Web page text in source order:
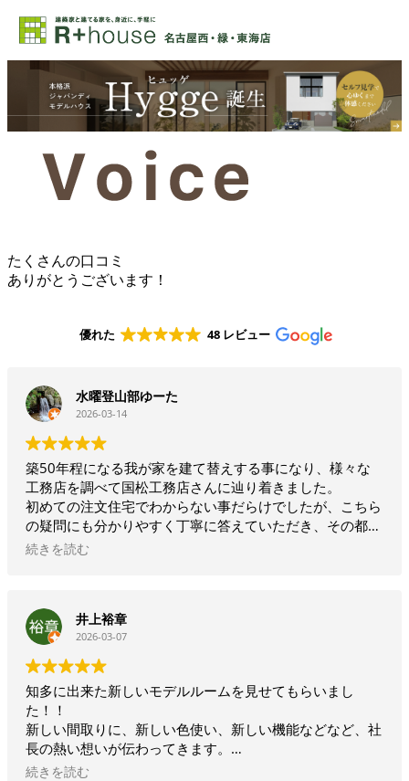
たくさんの口コミ
ありがとうございます！
優れた 48 レビュー
水曜登山部ゆーた
2026-03-14
築50年程になる我が家を建て替えする事になり、様々な
工務店を調べて国松工務店さんに辿り着きました。
初めての注文住宅でわからない事だらけでしたが、こちら
の疑問にも分かりやすく丁寧に答えていただき、その都度
アドバイスもしてくださり、家づくりの楽しさを体験する
は、それぞれの趣味趣向、使用している家具など、そこか
ら家のイメージが決められ、実際にキッチンなどのショー
ルームへ訪れた時には迷う事も少なくスムーズに決める事
ができとても助かりました。
外構では近隣の気になる目線などの悩みにも耳を傾け、決
められた予算の中で解消して下さる努力をしていただきま
した。
続きを読む
井上裕章
2026-03-07
知多に出来た新しいモデルルームを見せてもらいまし
た！！
新しい間取りに、新しい色使い、新しい機能などなど、社
長の熱い想いが伝わってきます。
色んなハウスメーカーに行っても、ピンとこない人は一度
続きを読む